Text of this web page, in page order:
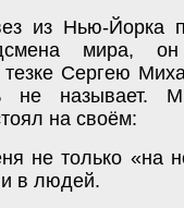
из Нью-Йорка
мира,
Сергею
не называет.
на своём:
не только «на
в людей.